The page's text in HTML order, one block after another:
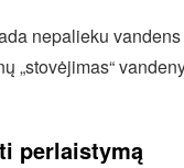
nepalieku
„stovėjimas“
perlaistymą